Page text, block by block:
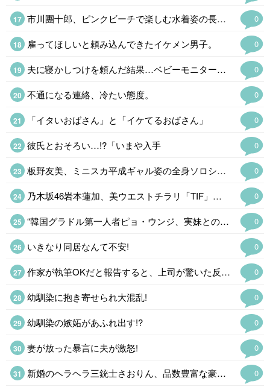
0
市川團十郎、ピンクビーチで楽しむ水着姿の長男・勸玄の姿公開「少年から青年に」
0
雇ってほしいと頼み込んできたイケメン男子。
0
夫に寝かしつけを頼んだ結果…ベビーモニターに映っていた「恐ろしい光景」
0
不通になる連絡、冷たい態度。
0
「イタいおばさん」と「イケてるおばさん」
0
彼氏とおそろい…!?「いまや入手
0
板野友美、ミニスカ平成ギャル姿の全身ソロショット公開「ビジュ最強」…
0
乃木坂46岩本蓮加、美ウエストチラリ「TIF」…
0
“韓国グラドル第一人者ピョ・ウンジ、実妹との初の姉妹グラビア実現…
0
いきなり同居なんて不安!
0
作家が執筆OKだと報告すると、上司が驚いた反応!?
0
幼馴染に抱き寄せられ大混乱!
0
幼馴染の嫉妬があふれ出す!?
0
妻が放った暴言に夫が激怒!
0
新婚のヘラヘラ三銃士さおりん、品数豊富な豪華夕食を披露「栄養バランスばっちり」